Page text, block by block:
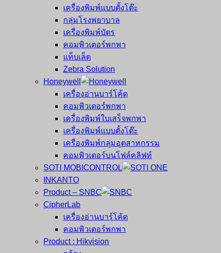
เครื่องพิมพ์แบบตั้งโต๊ะ
กลุ่มโรงพยาบาล
เครื่องพิมพ์บัตร
คอมพิวเตอร์พกพา
แท็บเล็ต
Zebra Solution
Honeywell
เครื่องอ่านบาร์โค้ด
คอมพิวเตอร์พกพา
เครื่องพิมพ์ใบเสร็จพกพา
เครื่องพิมพ์แบบตั้งโต๊ะ
เครื่องพิมพ์กลุ่มอุตสาหกรรม
คอมพิวเตอร์บนโฟล์คลิฟท์
SOTI MOBICONTROL
INKANTO
Product – SNBC
CipherLab
เครื่องอ่านบาร์โค้ด
คอมพิวเตอร์พกพา
Product : Hikvision